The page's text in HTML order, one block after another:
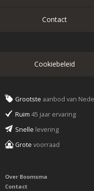
Contact
Cookiebeleid
Grootste aanbod van
Ruim 45 jaar ervaring
Snelle levering
Grote voorraad
Over Boomsma
Contact